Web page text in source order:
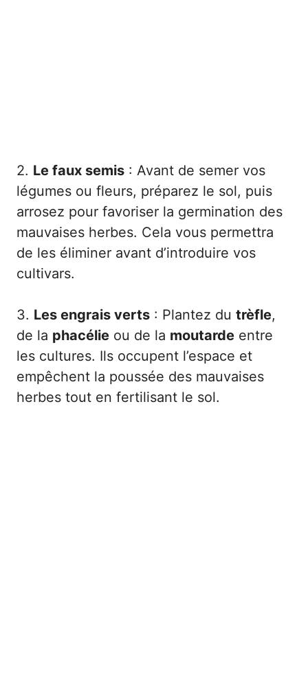
2. Le faux semis : Avant de semer vos
légumes ou fleurs, préparez le sol, puis
arrosez pour favoriser la germination des
mauvaises herbes. Cela vous permettra
de les éliminer avant d’introduire vos
cultivars.
3. Les engrais verts : Plantez du trèfle,
de la phacélie ou de la moutarde entre
les cultures. Ils occupent l’espace et
empêchent la poussée des mauvaises
herbes tout en fertilisant le sol.